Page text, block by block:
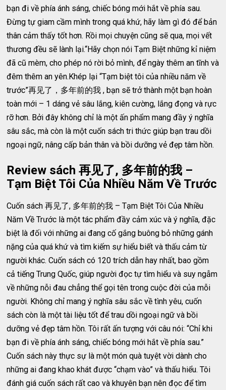
bạn đi về phía ánh sáng, chiếc bóng mới hắt về phía sau.
Đừng tự giam cầm mình trong quá khứ, hãy làm gì đó để bản
thân cảm thấy tốt hơn. Rồi mọi chuyện cũng sẽ qua, mọi vết
thương đều sẽ lành lại.“Hãy chọn nói Tạm Biệt những kỉ niệm
đã cũ mèm, cho phép nó rời bỏ mình, để ngày thêm an tĩnh và
đêm thêm an yên.Khép lại “Tạm biệt tôi của nhiều năm về
trước”再见了，多年前的我 , bạn sẽ trở thành một bạn hoàn
toàn mới – 1 dáng vẻ sâu lắng, kiên cường, lắng đọng và rực
rỡ hơn. Bởi đây không chỉ là một ấn phẩm mang đầy ý nghĩa
sâu sắc, mà còn là một cuốn sách tri thức giúp bạn trau dồi
ngoại ngữ, nâng cấp bản thân và bồi dưỡng vẻ đẹp tâm hồn.
Review sách 再见了, 多年前的我 –
Tạm Biệt Tôi Của Nhiều Năm Về Trước
Cuốn sách 再见了, 多年前的我 – Tạm Biệt Tôi Của Nhiều
Năm Về Trước là một tác phẩm đầy cảm xúc và ý nghĩa, đặc
biệt là đối với những ai đang cố gắng buông bỏ những gánh
nặng của quá khứ và tìm kiếm sự hiểu biết và thấu cảm từ
người khác. Cuốn sách có 120 trích dẫn hay nhất, bao gồm
cả tiếng Trung Quốc, giúp người đọc tự tìm hiểu và suy ngẫm
về những nỗi đau chẳng thể gọi tên trong cuộc đời của mỗi
người. Không chỉ mang ý nghĩa sâu sắc về tình yêu, cuốn
sách còn là một tài liệu tốt để trau dồi ngoại ngữ và bồi
dưỡng vẻ đẹp tâm hồn. Tôi rất ấn tượng với câu nói: “Chỉ khi
bạn đi về phía ánh sáng, chiếc bóng mới hắt về phía sau.”
Cuốn sách này thực sự là một món quà tuyệt vời dành cho
những ai đang khao khát được “chạm vào” và thấu hiểu. Tôi
đánh giá cuốn sách rất cao và khuyên bạn nên đọc để tìm